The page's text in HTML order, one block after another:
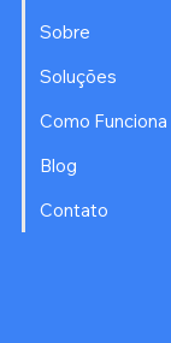
Sobre
Soluções
Como Funciona
Blog
Contato